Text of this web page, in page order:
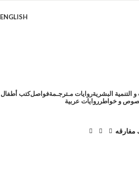
ENGLISH
التنمية البشريةروايات مـترجـمةفواصلكتب أطفال
و خواطر روايات عربية
مفارقه